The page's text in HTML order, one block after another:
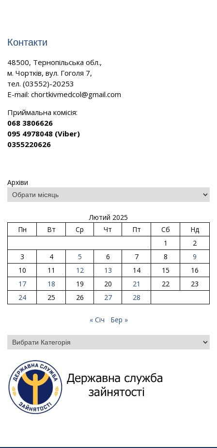
Контакти
48500, Тернопільська обл.,
м. Чортків, вул. Гоголя 7,
тел. (03552)-20253
E-mail: chortkivmedcol@gmail.com
Приймальна комісія:
068 3806626
095 4978048 (Viber)
0355220626
Архіви
Лютий 2025
Пн
Вт Ср Чт Пт Сб
Нд
1
2
3
4 5 6 7 8
9
10
11 12 13 14 15
16
17
18 19 20 21 22
23
24
25 26 27 28
« Січ Бер »
Категорії